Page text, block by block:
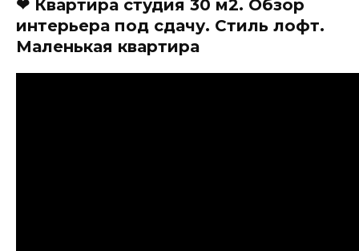
❤ Квартира студия 30 м2. Обзор
интерьера под сдачу. Стиль лофт.
Маленькая квартира